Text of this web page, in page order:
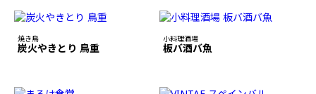
焼き鳥
炭火やきとり 鳥重
小料理酒場
板バ酒バ魚